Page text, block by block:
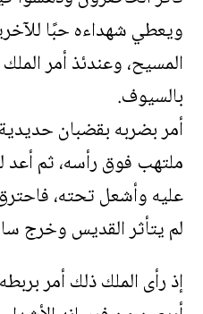
ويعطي شهداءه حبًا
المسيح، وعندئذ أمر
بالسيوف.
أمر بضربه بقضبان
ملتهب فوق رأسه، ثم
عليه وأشعل تحته،
لم يتأثر القديس وخرج
إذ رأى الملك ذلك أمر